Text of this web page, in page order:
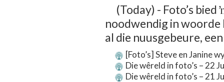
(Today) - Foto’s
noodwendig in
al die nuusgebeure,
[Foto’s] Steve en Janine
Die wêreld in foto’s – 22
Die wêreld in foto’s – 21